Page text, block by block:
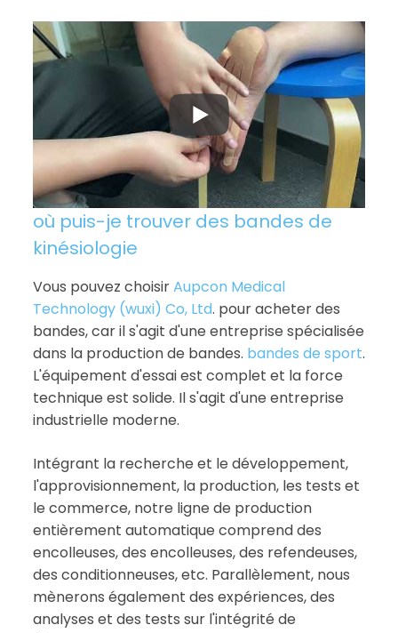
où puis-je trouver des bandes de
kinésiologie
Vous pouvez choisirAupcon Medical
Technology (wuxi) Co, Ltd. pour acheter des
bandes, car il s'agit d'une entreprise spécialisée
dans la production de bandes. bandes de sport.
L'équipement d'essai est complet et la force
technique est solide. Il s'agit d'une entreprise
industrielle moderne.
Intégrant la recherche et le développement,
l'approvisionnement, la production, les tests et
le commerce, notre ligne de production
entièrement automatique comprend des
encolleuses, des encolleuses, des refendeuses,
des conditionneuses, etc. Parallèlement, nous
mènerons également des expériences, des
analyses et des tests sur l'intégrité de